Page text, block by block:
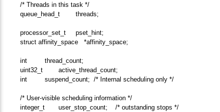
/* Threads in this task */
queue_head_t threads;
processor_set_t pset_hint;
struct affinity_space *affinity_space;
int thread_count;
uint32_t active_thread_count;
int suspend_count; /* Internal scheduling only */
/* User-visible scheduling information */
integer_t user_stop_count; /* outstanding stops */